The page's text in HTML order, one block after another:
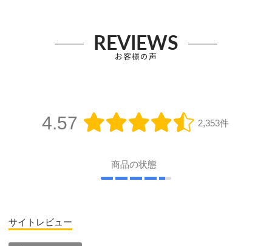
REVIEWS
お客様の声
4.57 2,353件
商品の状態
サイトレビュー